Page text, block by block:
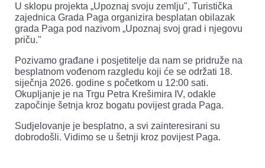
U sklopu projekta „Upoznaj svoju zemlju", Turistička
zajednica Grada Paga organizira besplatan obilazak
grada Paga pod nazivom „Upoznaj svoj grad i njegovu
priču."
Pozivamo građane i posjetitelje da nam se pridruže na
besplatnom vođenom razgledu koji će se održati 18.
siječnja 2026. godine s početkom u 12:00 sati.
Okupljanje je na Trgu Petra Krešimira IV, odakle
započinje šetnja kroz bogatu povijest grada Paga.
Sudjelovanje je besplatno, a svi zainteresirani su
dobrodošli. Vidimo se u šetnji kroz povijest Paga.